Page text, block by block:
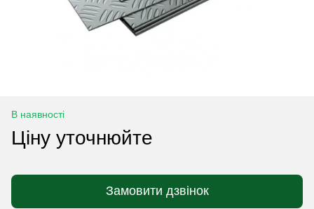
В наявності
Ціну уточнюйте
Замовити дзвінок